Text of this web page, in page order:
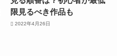
限見るべき作品も
2022年4月26日